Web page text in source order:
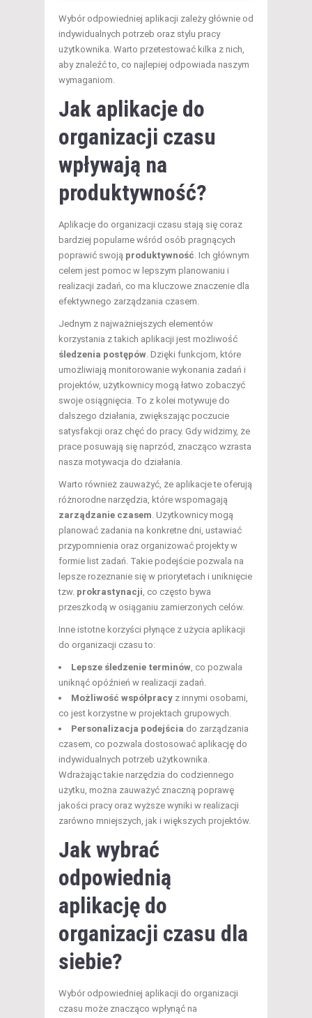
Wybór odpowiedniej aplikacji zależy głównie od
indywidualnych potrzeb oraz stylu pracy
użytkownika. Warto przetestować kilka z nich,
aby znaleźć to, co najlepiej odpowiada naszym
wymaganiom.
Jak aplikacje do
organizacji czasu
wpływają na
produktywność?
Aplikacje do organizacji czasu stają się coraz
bardziej popularne wśród osób pragnących
poprawić swoją produktywność. Ich głównym
celem jest pomoc w lepszym planowaniu i
realizacji zadań, co ma kluczowe znaczenie dla
efektywnego zarządzania czasem.
Jednym z najważniejszych elementów
korzystania z takich aplikacji jest możliwość
śledzenia postępów. Dzięki funkcjom, które
umożliwiają monitorowanie wykonania zadań i
projektów, użytkownicy mogą łatwo zobaczyć
swoje osiągnięcia. To z kolei motywuje do
dalszego działania, zwiększając poczucie
satysfakcji oraz chęć do pracy. Gdy widzimy, że
prace posuwają się naprzód, znacząco wzrasta
nasza motywacja do działania.
Warto również zauważyć, że aplikacje te oferują
różnorodne narzędzia, które wspomagają
zarządzanie czasem. Użytkownicy mogą
planować zadania na konkretne dni, ustawiać
przypomnienia oraz organizować projekty w
formie list zadań. Takie podejście pozwala na
lepsze rozeznanie się w priorytetach i uniknięcie
tzw. prokrastynacji, co często bywa
przeszkodą w osiąganiu zamierzonych celów.
Inne istotne korzyści płynące z użycia aplikacji
do organizacji czasu to:
Lepsze śledzenie terminów, co pozwala
uniknąć opóźnień w realizacji zadań.
Możliwość współpracy z innymi osobami,
co jest korzystne w projektach grupowych.
Personalizacja podejścia do zarządzania
czasem, co pozwala dostosować aplikację do
indywidualnych potrzeb użytkownika.
Wdrażając takie narzędzia do codziennego
użytku, można zauważyć znaczną poprawę
jakości pracy oraz wyższe wyniki w realizacji
zarówno mniejszych, jak i większych projektów.
Jak wybrać
odpowiednią
aplikację do
organizacji czasu dla
siebie?
Wybór odpowiedniej aplikacji do organizacji
czasu może znacząco wpłynąć na